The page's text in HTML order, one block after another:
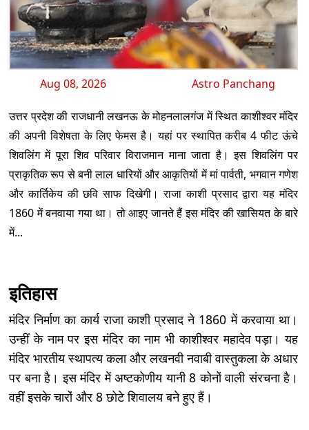
Aug 08, 2026 Astro Panchang
उत्तर प्रदेश की राजधानी लखनऊ के मोहनलालगंज में स्थित काशीश्वर मंदिर
की अपनी विशेषता के लिए फेमस है। यहां पर स्थापित करीब 4 फीट ऊंचे
शिवलिंग में पूरा शिव परिवार विराजमान माना जाता है। इस शिवलिंग पर
प्राकृतिक रूप से बनी लाल धारियों और आकृतियों में मां पार्वती, भगवान गणेश
और कार्तिकेय की छवि साफ दिखेगी। राजा काशी प्रसाद द्वारा यह मंदिर
1860 में बनवाया गया था। तो आइए जानते हैं इस मंदिर की खासियत के बारे
में...
इतिहास
मंदिर निर्माण का कार्य राजा काशी प्रसाद ने 1860 में करवाया था।
उन्हीं के नाम पर इस मंदिर का नाम भी काशीश्वर महादेव पड़ा। यह
मंदिर भारतीय स्थापत्य कला और लखनवी नवाबी वास्तुकला के अधार
पर बना है। इस मंदिर में अष्टकोणीय यानी 8 कोनों वाली संरचना है।
वहीं इसके चारों और 8 छोटे शिवालय बने हुए हैं।